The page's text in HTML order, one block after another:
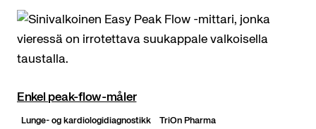
Enkel peak-flow-måler
Lunge- og kardiologidiagnostikk TriOn Pharma